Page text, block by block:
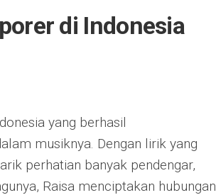
di Indonesia
yang berhasil
musiknya. Dengan lirik yang
perhatian banyak pendengar,
Raisa menciptakan hubungan